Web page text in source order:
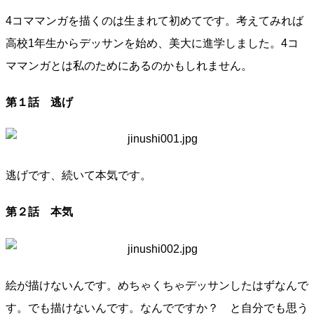
4コママンガを描くのは生まれて初めてです。考えてみれば
高校1年生からデッサンを始め、美大に進学しました。4コ
ママンガとは私のためにあるのかもしれません。
第１話 逃げ
逃げです、続いて本気です。
第２話 本気
絵が描けないんです。めちゃくちゃデッサンしたはずなんで
す。でも描けないんです。なんでですか？ と自分でも思う